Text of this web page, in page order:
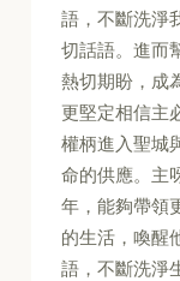
語，不斷洗淨
切話語。進而
熱切期盼，成
更堅定相信主
權柄進入聖城
命的供應。主
年，能夠帶領
的生活，喚醒
語，不斷洗淨